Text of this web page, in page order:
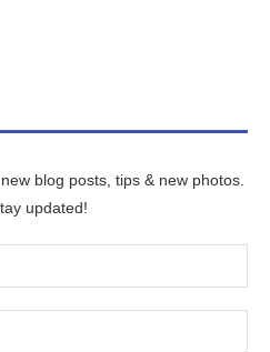
blog posts, tips & new photos.
updated!